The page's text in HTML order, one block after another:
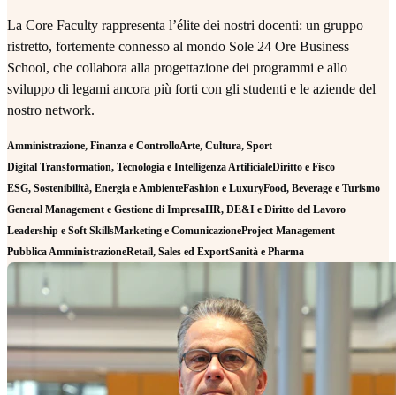
La Core Faculty rappresenta l’élite dei nostri docenti: un gruppo
ristretto, fortemente connesso al mondo Sole 24 Ore Business
School, che collabora alla progettazione dei programmi e allo
sviluppo di legami ancora più forti con gli studenti e le aziende del
nostro network.
Amministrazione, Finanza e ControlloArte, Cultura, Sport
Digital Transformation, Tecnologia e Intelligenza ArtificialeDiritto e Fisco
ESG, Sostenibilità, Energia e AmbienteFashion e LuxuryFood, Beverage e Turismo
General Management e Gestione di ImpresaHR, DE&I e Diritto del Lavoro
Leadership e Soft SkillsMarketing e ComunicazioneProject Management
Pubblica AmministrazioneRetail, Sales ed ExportSanità e Pharma